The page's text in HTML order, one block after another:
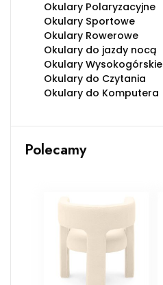
Okulary Polaryzacyjne
Okulary Sportowe
Okulary Rowerowe
Okulary do jazdy nocą
Okulary Wysokogórskie
Okulary do Czytania
Okulary do Komputera
Polecamy